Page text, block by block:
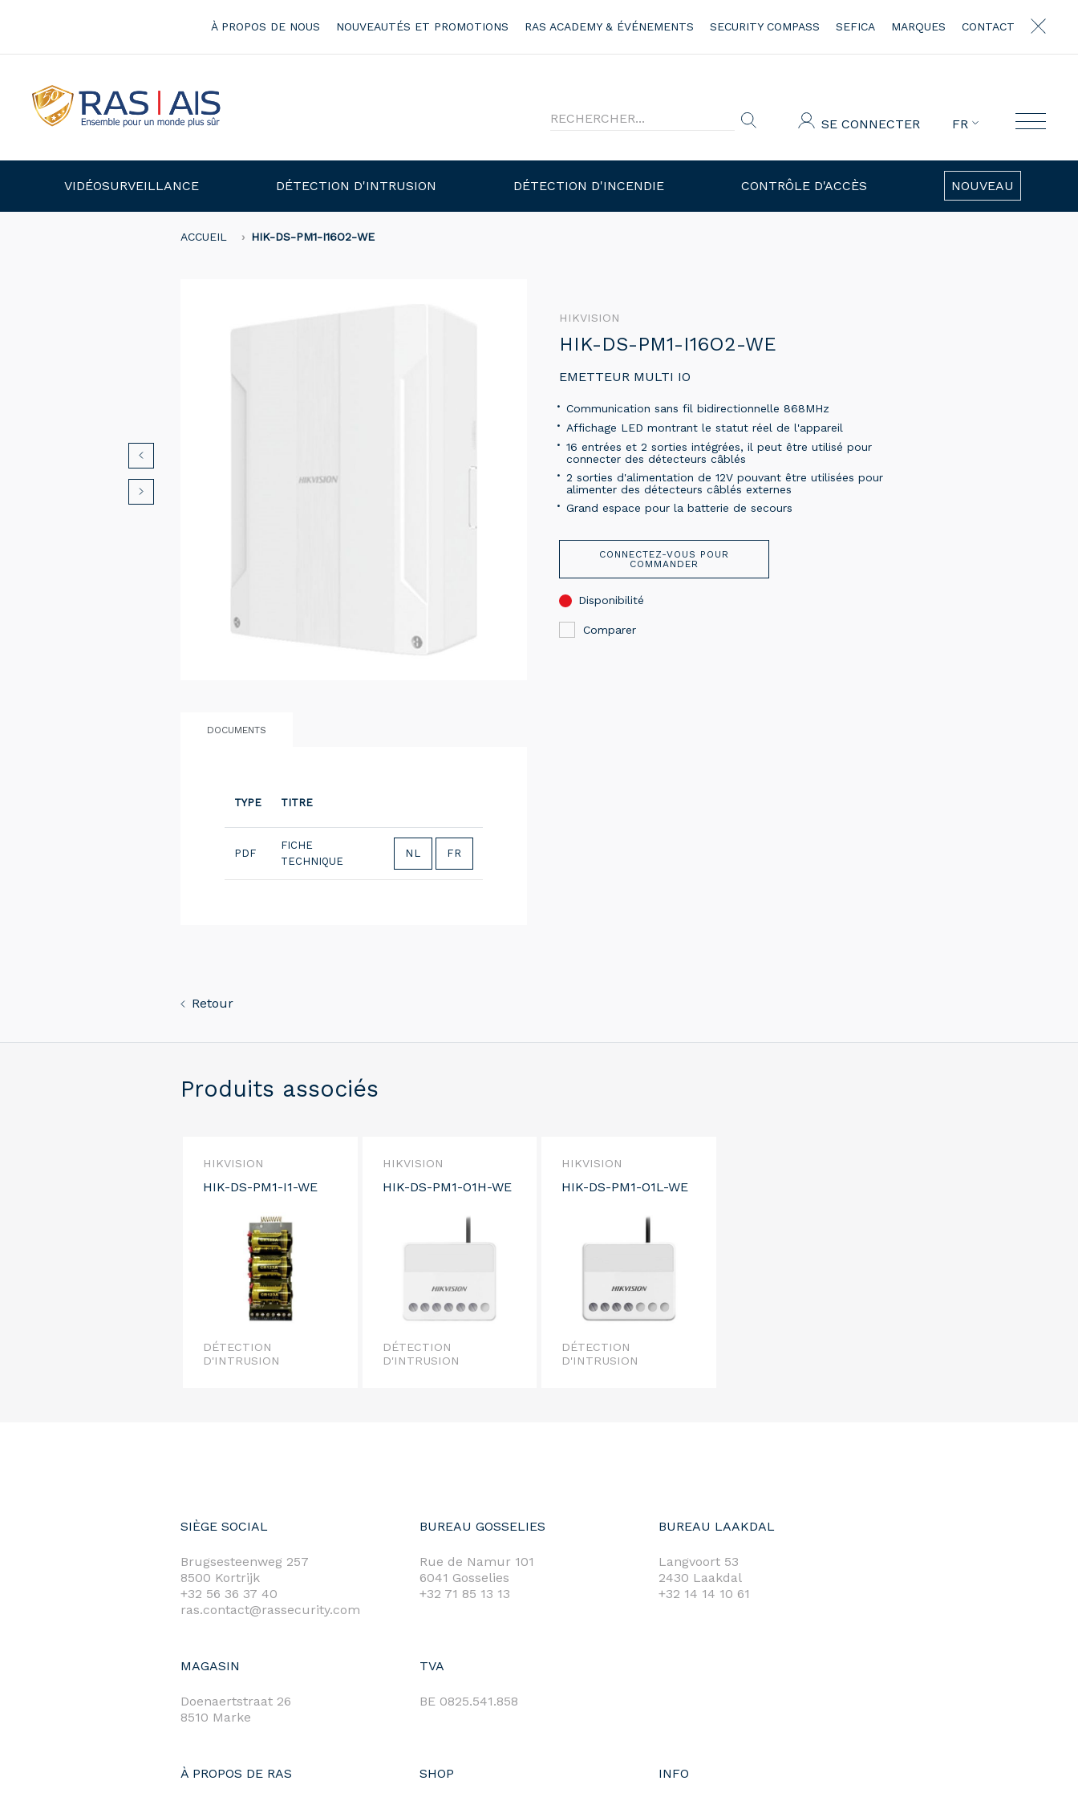
À PROPOS DE NOUS NOUVEAUTÉS ET PROMOTIONS RAS ACADEMY & ÉVÉNEMENTS SECURITY COMPASS SEFICA MARQUES CONTACT
SE CONNECTER FR
VIDÉOSURVEILLANCE DÉTECTION D'INTRUSION DÉTECTION D'INCENDIE CONTRÔLE D'ACCÈS NOUVEAU
ACCUEIL HIK-DS-PM1-I16O2-WE
DOCUMENTS
TYPE TITRE
PDF
FICHE
TECHNIQUE
NL FR
HIKVISION
HIK-DS-PM1-I16O2-WE
EMETTEUR MULTI IO
Communication sans fil bidirectionnelle 868MHz
Affichage LED montrant le statut réel de l'appareil
16 entrées et 2 sorties intégrées, il peut être utilisé pour
connecter des détecteurs câblés
2 sorties d'alimentation de 12V pouvant être utilisées pour
alimenter des détecteurs câblés externes
Grand espace pour la batterie de secours
CONNECTEZ-VOUS POUR
COMMANDER
Disponibilité
Comparer
Retour
Produits associés
HIKVISION
HIK-DS-PM1-I1-WE
DÉTECTION
D'INTRUSION
HIKVISION
HIK-DS-PM1-O1H-WE
DÉTECTION
D'INTRUSION
HIKVISION
HIK-DS-PM1-O1L-WE
DÉTECTION
D'INTRUSION
SIÈGE SOCIAL
Brugsesteenweg 257
8500 Kortrijk
+32 56 36 37 40
ras.contact@rassecurity.com
BUREAU GOSSELIES
Rue de Namur 101
6041 Gosselies
+32 71 85 13 13
BUREAU LAAKDAL
Langvoort 53
2430 Laakdal
+32 14 14 10 61
MAGASIN
Doenaertstraat 26
8510 Marke
TVA
BE 0825.541.858
À PROPOS DE RAS SHOP INFO